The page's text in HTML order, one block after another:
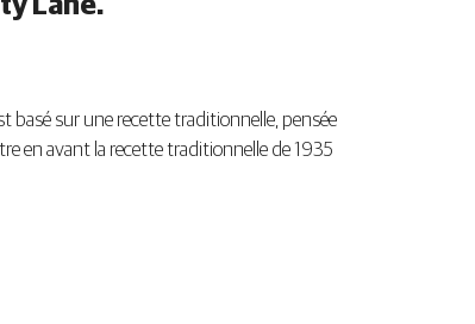
Lane.
basé sur une recette traditionnelle, pensée
en avant la recette traditionnelle de 1935